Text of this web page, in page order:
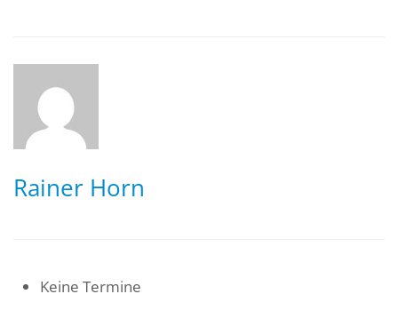
Rainer Horn
Keine Termine